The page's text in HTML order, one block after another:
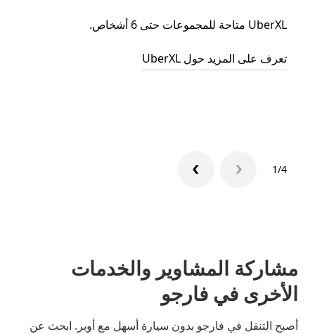
UberXL متاحة للمجموعات حتى 6 أشخاص.
تعرف على المزيد حول UberXL
1/4
مشاركة المشاوير والخدمات
الأخرى في فارجو
أصبح التنقل في فارجو بدون سيارة أسهل مع أوبر. ابحث عن